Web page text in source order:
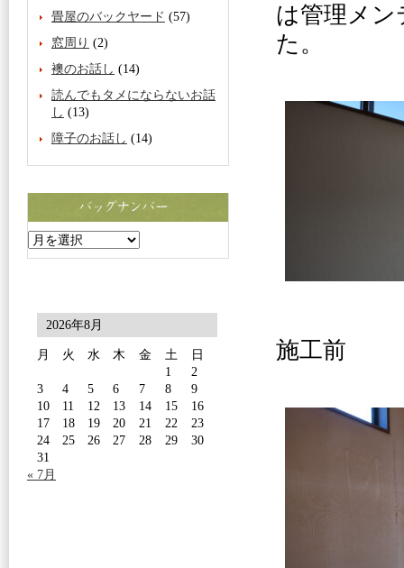
は管理メ
た。
施工前
畳屋のバックヤード (57)
窓周り (2)
襖のお話し (14)
読んでもタメにならないお話
し (13)
障子のお話し (14)
2026年8月
月 火 水 木 金 土
日
1
2
3
4 5 6 7 8
9
10
11 12 13 14 15
16
17
18 19 20 21 22
23
24
25 26 27 28 29
30
31
« 7月